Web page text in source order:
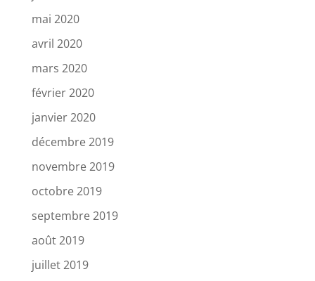
mai 2020
avril 2020
mars 2020
février 2020
janvier 2020
décembre 2019
novembre 2019
octobre 2019
septembre 2019
août 2019
juillet 2019